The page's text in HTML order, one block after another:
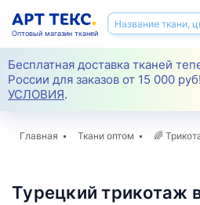
Бесплатная доставка тканей
России для заказов от 15 000 руб!
УСЛОВИЯ.
Оптовый магазин тканей
Главная Ткани оптом 🌈
Турецкий трикотаж